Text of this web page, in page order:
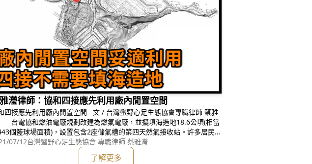
瀅律師：協和四接應先利用廠內閒置空間
應先利用廠內閒置空間 文 / 台灣蠻野心足生態協會專職律師 蔡雅
個籃球場面積)，設置包含2座儲氣槽的第四天然氣接收站。許多居民、
及民意代表，雖未反對協和電廠改建，但呼籲台電「取消填海造地」，
07/12台灣蠻野心足生態協會 專職律師 蔡雅瀅
了解更多